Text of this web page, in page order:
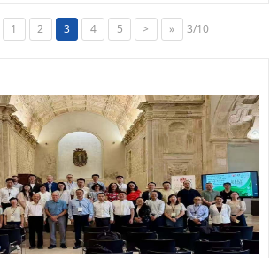
1 2 3 4 5 > » 3/10